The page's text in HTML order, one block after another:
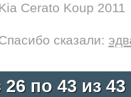
Cerato Koup 2011
сказали:
по 43 из 43